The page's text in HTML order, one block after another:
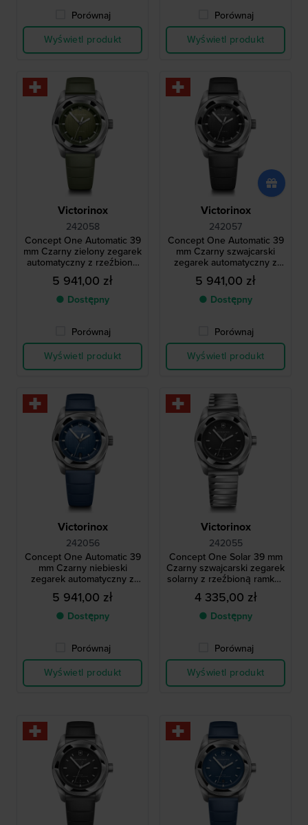
Porównaj
Wyświetl produkt
Porównaj
Wyświetl produkt
Victorinox
242058
Concept One Automatic 39
mm Czarny zielony zegarek
automatyczny z rzeźbioną
ramką i oryginalnym
gumowym paskiem
5 941,00 zł
● Dostępny
Porównaj
Wyświetl produkt
Victorinox
242057
Concept One Automatic 39
mm Czarny szwajcarski
zegarek automatyczny z
rzeźbioną ramką i
oryginalnym gumowym
paskiem
5 941,00 zł
● Dostępny
Porównaj
Wyświetl produkt
Victorinox
242056
Concept One Automatic 39
mm Czarny niebieski
zegarek automatyczny z
rzeźbioną ramką i
oryginalnym gumowym
paskiem
5 941,00 zł
● Dostępny
Porównaj
Wyświetl produkt
Victorinox
242055
Concept One Solar 39 mm
Czarny szwajcarski zegarek
solarny z rzeźbioną ramką i
stalową bransoletą
4 335,00 zł
● Dostępny
Porównaj
Wyświetl produkt